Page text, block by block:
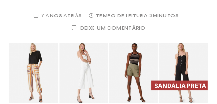
7 ANOS ATRÁS TEMPO DE LEITURA:3MINUTOS
DEIXE UM COMENTÁRIO